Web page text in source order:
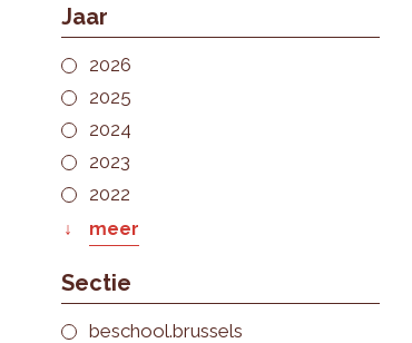
Jaar
2026
2025
2024
2023
2022
meer
Sectie
beschool.brussels